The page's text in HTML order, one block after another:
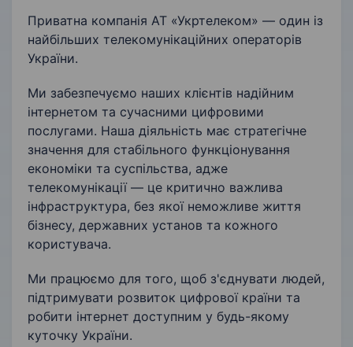
Приватна компанія АТ «Укртелеком» — один із
найбільших телекомунікаційних операторів
України.
Ми забезпечуємо наших клієнтів надійним
інтернетом та сучасними цифровими
послугами. Наша діяльність має стратегічне
значення для стабільного функціонування
економіки та суспільства, адже
телекомунікації — це критично важлива
інфраструктура, без якої неможливе життя
бізнесу, державних установ та кожного
користувача.
Ми працюємо для того, щоб з'єднувати людей,
підтримувати розвиток цифрової країни та
робити інтернет доступним у будь-якому
куточку України.